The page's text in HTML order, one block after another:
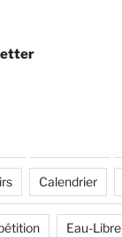
Calendrier
Eau-Libre